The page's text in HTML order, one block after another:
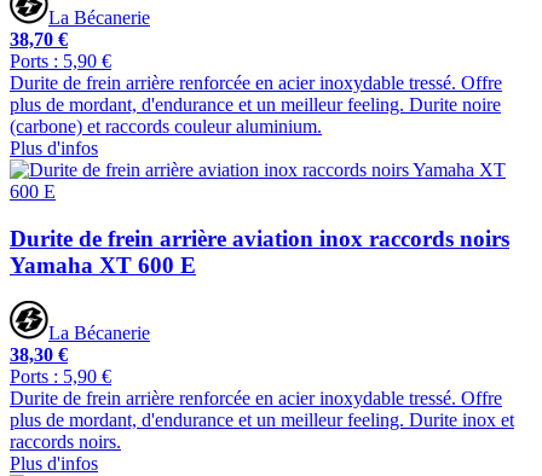
La Bécanerie
38,70 €
Ports : 5,90 €
Durite de frein arrière renforcée en acier inoxydable tressé. Offre
plus de mordant, d'endurance et un meilleur feeling. Durite noire
(carbone) et raccords couleur aluminium.
Plus d'infos
Durite de frein arrière aviation inox raccords noirs
Yamaha XT 600 E
La Bécanerie
38,30 €
Ports : 5,90 €
Durite de frein arrière renforcée en acier inoxydable tressé. Offre
plus de mordant, d'endurance et un meilleur feeling. Durite inox et
raccords noirs.
Plus d'infos